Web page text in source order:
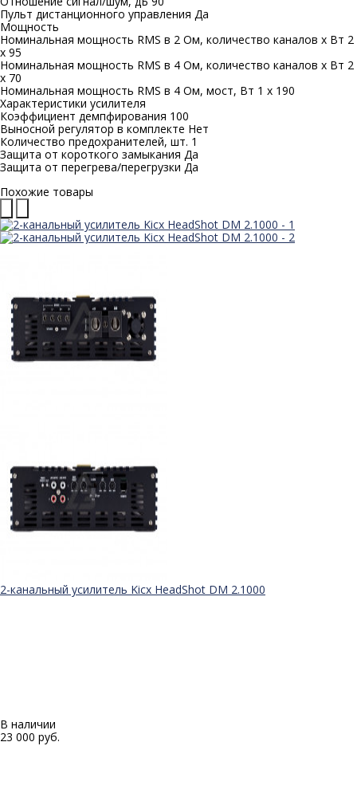
Пульт дистанционного управления Да
Мощность
Номинальная мощность RMS в 2 Ом, количество каналов х Вт 2
х 95
Номинальная мощность RMS в 4 Ом, количество каналов х Вт 2
х 70
Номинальная мощность RMS в 4 Ом, мост, Вт 1 х 190
Характеристики усилителя
Коэффициент демпфирования 100
Выносной регулятор в комплекте Нет
Количество предохранителей, шт. 1
Защита от короткого замыкания Да
Защита от перегрева/перегрузки Да
Похожие товары
2-канальный усилитель Kicx HeadShot DM 2.1000
В наличии
23 000 руб.